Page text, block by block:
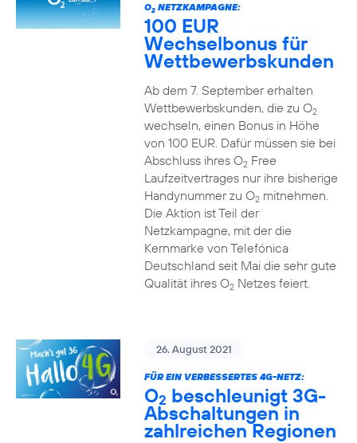
O2NETZKAMPAGNE:
100 EUR
Wechselbonus für
Wettbewerbskunden
Ab dem 7. September erhalten
Wettbewerbskunden, die zu O2
wechseln, einen Bonus in Höhe
von 100 EUR. Dafür müssen sie bei
Abschluss ihres O2Free
Laufzeitvertrages nur ihre bisherige
Handynummer zu O2mitnehmen.
Die Aktion ist Teil der
Netzkampagne, mit der die
Kernmarke von Telefónica
Deutschland seit Mai die sehr gute
Qualität ihres O2Netzes feiert.
26. August 2021
FÜR EIN VERBESSERTES 4G-NETZ:
O2 beschleunigt 3G-
Abschaltungen in
zahlreichen Regionen